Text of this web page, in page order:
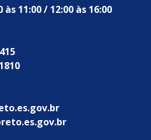
11:00 / 12:00 às 16:00